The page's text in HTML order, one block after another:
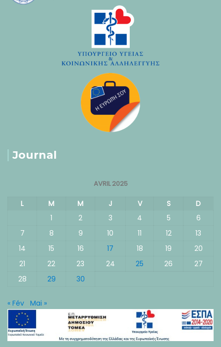
Journal
AVRIL 2025
L M M J V S
D
1
2 3 4 5
6
7
8 9 10 11 12
13
14
15 16 17 18 19
20
21
22 23 24 25 26
27
28
29 30
« Fév Mai »